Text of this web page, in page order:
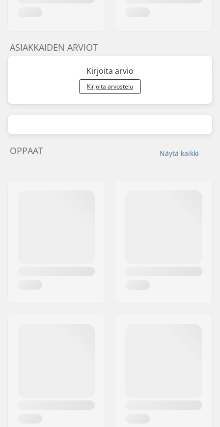
ASIAKKAIDEN ARVIOT
Kirjoita arvio
Kirjoita arvostelu
Näytä kaikki
OPPAAT